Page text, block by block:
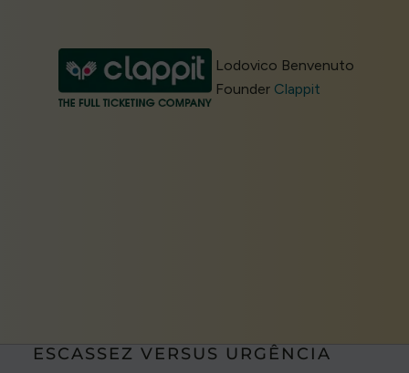
Lodovico Benvenuto
Founder Clappit
ESCASSEZ VERSUS URGÊNCIA